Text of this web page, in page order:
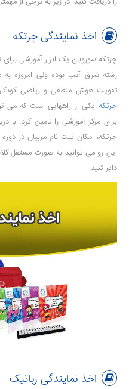
اخذ نمایندگی چرتکه
چرتکه سوروبان یک ابزار آموزشی
رشته شرق آسیا بوده ولی امروزه
تقویت هوش منطقی و ریاضی
چرتکه یکی از راههایی است که می
برای مرکز آموزشی را تامین کرد. با
چرتکه، امکان ثبت نام مربیان در
این رو می توانید به صورت مستقل
دایر کنید.
اخذ نمایندگی رباتیک